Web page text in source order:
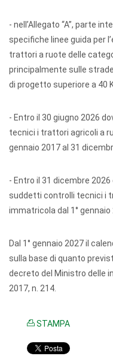
- nell’Allegato “A”, parte
specifiche linee guida per
trattori a ruote delle
principalmente sulle
di progetto superiore a 40
- Entro il 30 giugno 2026
tecnici i trattori agricoli a
gennaio 2017 al 31
- Entro il 31 dicembre
suddetti controlli tecnici i
immatricola dal 1° gennaio
Dal 1° gennaio 2027 il
sulla base di quanto
decreto del Ministro delle
2017, n. 214.
STAMPA